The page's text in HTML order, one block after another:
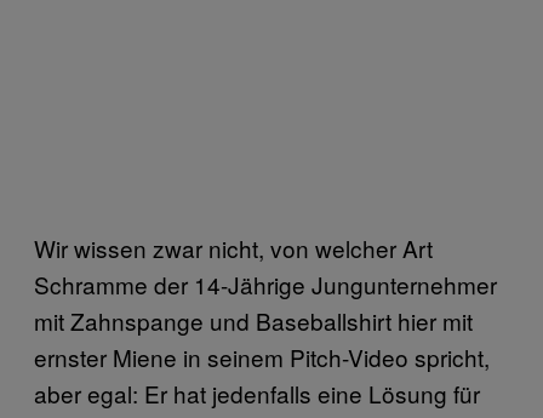
Wir wissen zwar nicht, von welcher Art
Schramme der 14-Jährige Jungunternehmer
mit Zahnspange und Baseballshirt hier mit
ernster Miene in seinem Pitch-Video spricht,
aber egal: Er hat jedenfalls eine Lösung für